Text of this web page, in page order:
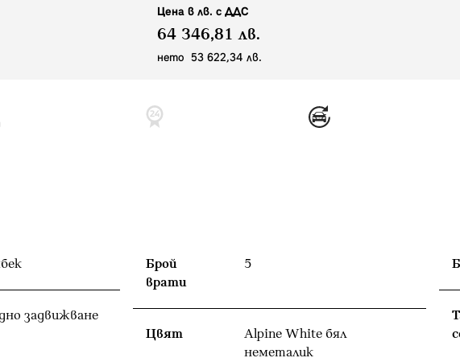
Цена в лв. с ДДС
64 346,81 лв.
нето 53 622,34 лв.
задвижване
Брой
врати
5
Цвят
Alpine White бял
неметалик